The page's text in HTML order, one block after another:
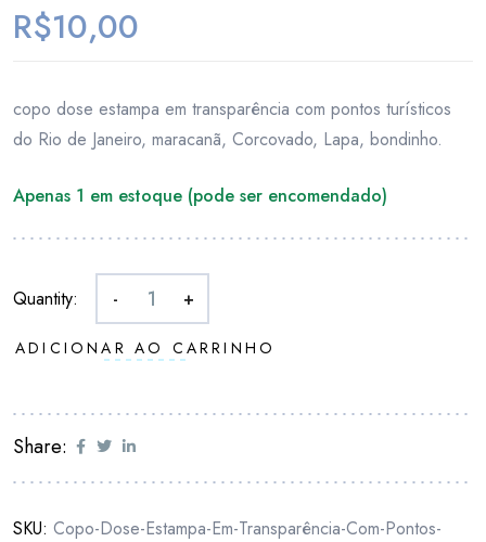
R$10,00
copo dose estampa em transparência com pontos turísticos
do Rio de Janeiro, maracanã, Corcovado, Lapa, bondinho.
Apenas 1 em estoque (pode ser encomendado)
Quantity: - +
ADICIONAR AO CARRINHO
Share:
SKU: Copo-Dose-Estampa-Em-Transparência-Com-Pontos-